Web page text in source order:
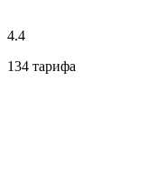
4.4
134 тарифа